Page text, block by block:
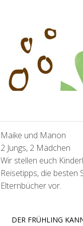
Maike und Manon
2 Jungs, 2 Mädchen
Wir stellen euch
Reisetipps, die besten
Elternbücher vor.
DER FRÜHLING